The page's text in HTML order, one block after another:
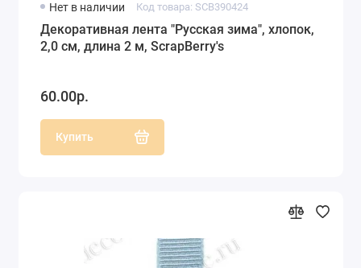
Нет в наличии Код товара: SCB390424
Декоративная лента "Русская зима", хлопок,
2,0 см, длина 2 м, ScrapBerry's
60.00р.
Купить